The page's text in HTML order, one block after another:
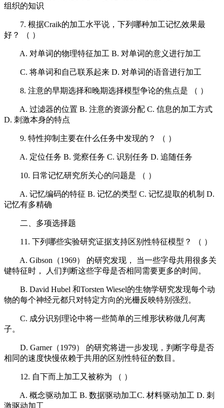
组织的知识
7. 根据Craik的加工水平说，下列哪种加工记忆效果最
好？ （ ）
A. 对单词的物理特征加工 B. 对单词的意义进行加工
C. 将单词和自己联系起来 D. 对单词的语音进行加工
8. 注意的早期选择和晚期选择模型争论的焦点是 （ ）
A. 过滤器的位置 B. 注意的资源分配 C. 信息的加工方式
D. 刺激本身的特点
9. 特性抑制主要在什么任务中发现的？ （ ）
A. 定位任务 B. 觉察任务 C. 识别任务 D. 追随任务
10. 日常记忆研究所关心的问题是 （ ）
A. 记忆编码的特征 B. 记忆的类型 C. 记忆提取的机制 D.
记忆有多精确
二、多项选择题
11. 下列哪些实验研究证据支持区别性特征模型？ （ ）
A. Gibson（1969） 的研究发现， 当一些字母共用很多关
键特征时， 人们判断这些字母是否相同需要更多的时间。
B. David Hubel 和Torsten Wiesel的生物学研究发现每个动
物的每个神经元都只对特定方向的光栅反映特别强烈。
C. 成分识别理论中将一些简单的三维形状称做几何离
子。
D. Garner（1979） 的研究将进一步发现，判断字母是否
相同的速度快慢依赖于共用的区别性特征的数目。
12. 自下而上加工又被称为 （ ）
A. 概念驱动加工 B. 数据驱动加工C. 材料驱动加工 D. 刺
激驱动加工